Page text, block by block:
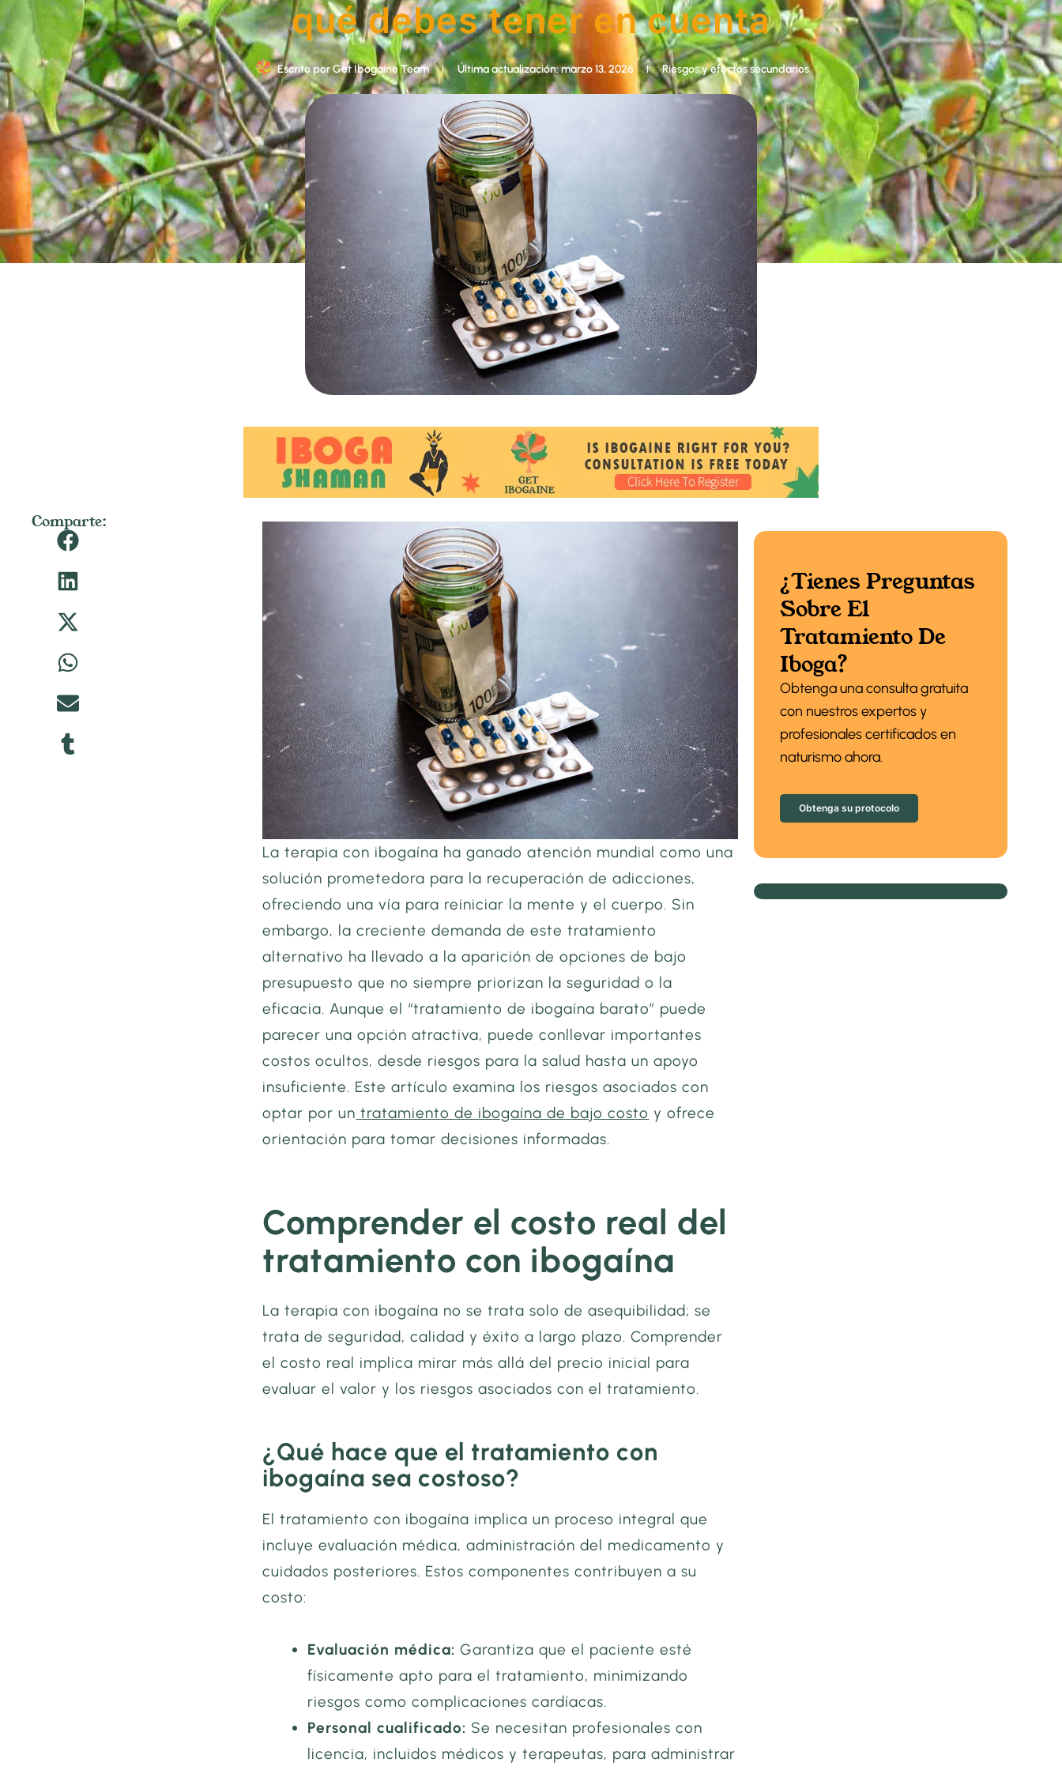
qué debes tener en cuenta
Escrito porGet Ibogaine Team Última actualización: marzo 13, 2026 Riesgos y efectos secundarios
Comparte:
La terapia con ibogaína ha ganado atención mundial como una
solución prometedora para la recuperación de adicciones,
ofreciendo una vía para reiniciar la mente y el cuerpo. Sin
embargo, la creciente demanda de este tratamiento
alternativo ha llevado a la aparición de opciones de bajo
presupuesto que no siempre priorizan la seguridad o la
eficacia. Aunque el “tratamiento de ibogaína barato” puede
parecer una opción atractiva, puede conllevar importantes
costos ocultos, desde riesgos para la salud hasta un apoyo
insuficiente. Este artículo examina los riesgos asociados con
optar por un tratamiento de ibogaína de bajo costo y ofrece
orientación para tomar decisiones informadas.
Comprender el costo real del
tratamiento con ibogaína
La terapia con ibogaína no se trata solo de asequibilidad; se
trata de seguridad, calidad y éxito a largo plazo. Comprender
el costo real implica mirar más allá del precio inicial para
evaluar el valor y los riesgos asociados con el tratamiento.
¿Qué hace que el tratamiento con
ibogaína sea costoso?
El tratamiento con ibogaína implica un proceso integral que
incluye evaluación médica, administración del medicamento y
cuidados posteriores. Estos componentes contribuyen a su
costo:
Evaluación médica: Garantiza que el paciente esté
físicamente apto para el tratamiento, minimizando
riesgos como complicaciones cardíacas.
Personal cualificado: Se necesitan profesionales con
licencia, incluidos médicos y terapeutas, para administrar
¿Tienes Preguntas
Sobre El
Tratamiento De
Iboga?
Obtenga una consulta gratuita
con nuestros expertos y
profesionales certificados en
naturismo ahora.
Obtenga su protocolo